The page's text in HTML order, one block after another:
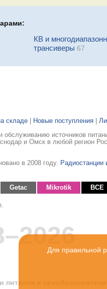
КВ и
трансиверы 67
складе Новые поступления
источников
и Омск в любой регион
в 2008 году. Радиостанции
Getac Mikrotik ВСЕ
Для правильной
питания и